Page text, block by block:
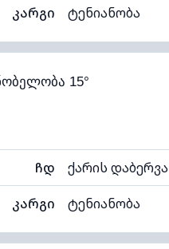
კარგი ტენიანობა
50% (კომფორტული) ღრუბლიანობა
6°C ხილვადობა
15°
ჩდ ქარის დაბერვა
კარგი ტენიანობა
52% (კომფორტული) ღრუბლიანობა